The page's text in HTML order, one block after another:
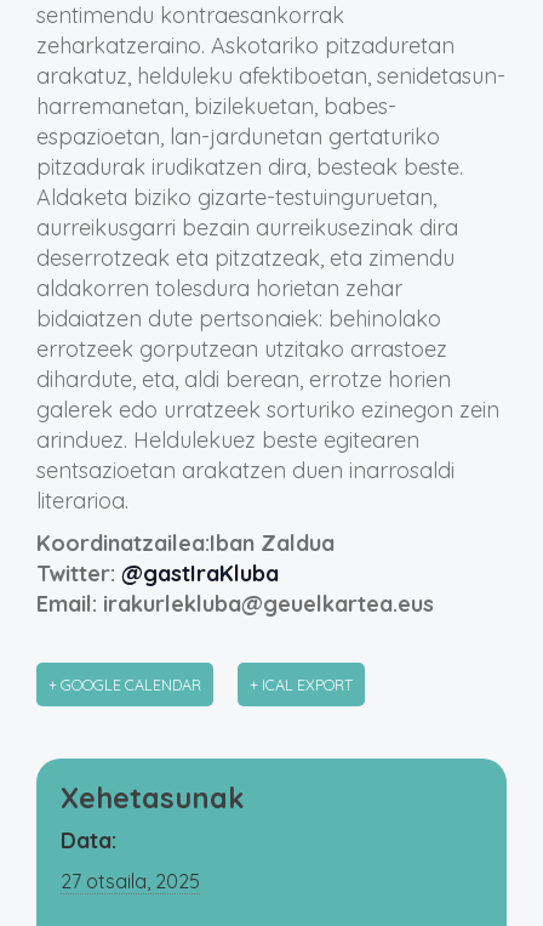
sentimendu kontraesankorrak
zeharkatzeraino. Askotariko pitzaduretan
arakatuz, helduleku afektiboetan, senidetasun-
harremanetan, bizilekuetan, babes-
espazioetan, lan-jardunetan gertaturiko
pitzadurak irudikatzen dira, besteak beste.
Aldaketa biziko gizarte-testuinguruetan,
aurreikusgarri bezain aurreikusezinak dira
deserrotzeak eta pitzatzeak, eta zimendu
aldakorren tolesdura horietan zehar
bidaiatzen dute pertsonaiek: behinolako
errotzeek gorputzean utzitako arrastoez
dihardute, eta, aldi berean, errotze horien
galerek edo urratzeek sorturiko ezinegon zein
arinduez. Heldulekuez beste egitearen
sentsazioetan arakatzen duen inarrosaldi
literarioa.
Koordinatzailea:Iban Zaldua
Twitter: @gastIraKluba
Email: irakurlekluba@geuelkartea.eus
+ GOOGLE CALENDAR + ICAL EXPORT
Xehetasunak
Data:
27 otsaila, 2025